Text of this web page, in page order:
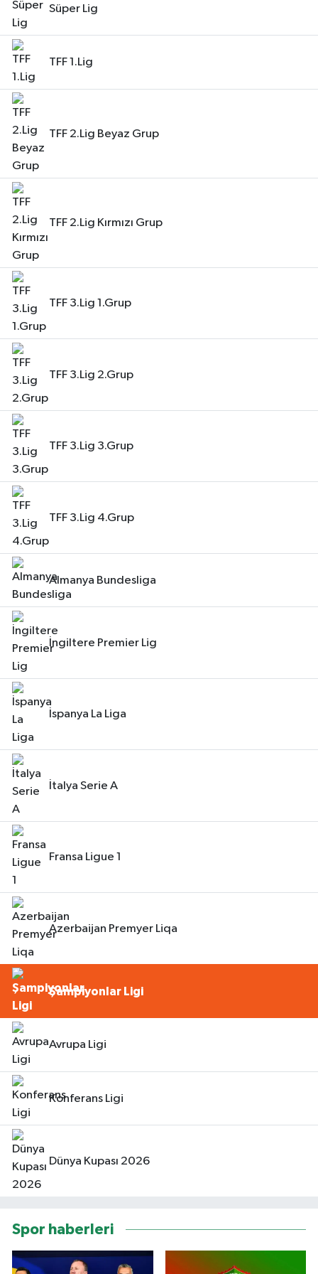
Süper Lig
TFF 1.Lig
TFF 2.Lig Beyaz Grup
TFF 2.Lig Kırmızı Grup
TFF 3.Lig 1.Grup
TFF 3.Lig 2.Grup
TFF 3.Lig 3.Grup
TFF 3.Lig 4.Grup
Almanya Bundesliga
İngiltere Premier Lig
İspanya La Liga
İtalya Serie A
Fransa Ligue 1
Azerbaijan Premyer Liqa
Şampiyonlar Ligi
Avrupa Ligi
Konferans Ligi
Dünya Kupası 2026
Spor haberleri